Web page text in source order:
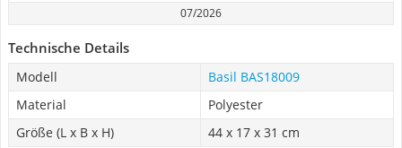
07/2026
Technische Details
Modell
Basil ‎BAS18009
Material
Polyester
Größe (L x B x H)
44 x 17 x 31 cm